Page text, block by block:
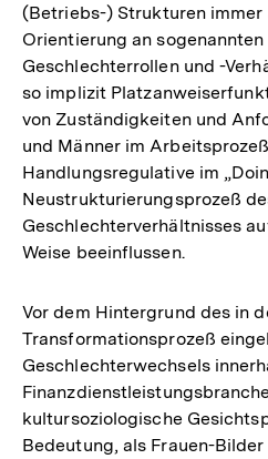
(Betriebs-) Strukturen immer
Orientierung an sogenannten
Geschlechterrollen und -
so implizit
von Zuständigkeiten und
und Männer im
Handlungsregulative im
Neustrukturierungsprozeß
Geschlechterverhältnisses
Weise beeinflussen.
Vor dem Hintergrund des in
Transformationsprozeß
Geschlechterwechsels
kultursoziologische
Bedeutung, als Frauen-